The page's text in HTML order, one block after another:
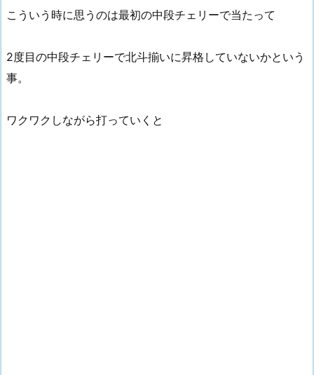
こういう時に思うのは最初の中段チェリーで当たって
2度目の中段チェリーで北斗揃いに昇格していないかという
事。
ワクワクしながら打っていくと